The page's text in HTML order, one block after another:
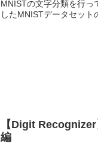
MNISTの文字分類を行っ
したMNISTデータセット
【Digit
編